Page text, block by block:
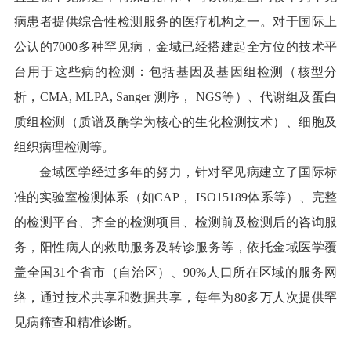
病患者提供综合性检测服务的医疗机构之一。对于国际上
公认的7000多种罕见病，金域已经搭建起全方位的技术平
台用于这些病的检测：包括基因及基因组检测（核型分
析，CMA, MLPA, Sanger 测序， NGS等）、代谢组及蛋白
质组检测（质谱及酶学为核心的生化检测技术）、细胞及
组织病理检测等。
金域医学经过多年的努力，针对罕见病建立了国际标
准的实验室检测体系（如CAP， ISO15189体系等）、完整
的检测平台、齐全的检测项目、检测前及检测后的咨询服
务，阳性病人的救助服务及转诊服务等，依托金域医学覆
盖全国31个省市（自治区）、90%人口所在区域的服务网
络，通过技术共享和数据共享，每年为80多万人次提供罕
见病筛查和精准诊断。